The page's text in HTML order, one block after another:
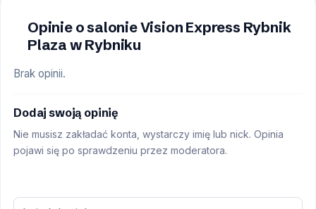
Opinie o salonie Vision Express Rybnik
Plaza w Rybniku
Brak opinii.
Dodaj swoją opinię
Nie musisz zakładać konta, wystarczy imię lub nick. Opinia
pojawi się po sprawdzeniu przez moderatora.